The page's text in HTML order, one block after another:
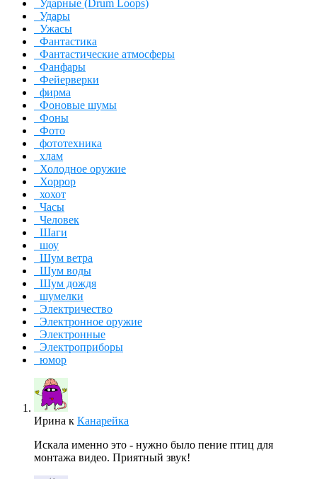
Ударные (Drum Loops)
Удары
Ужасы
Фантастика
Фантастические атмосферы
Фанфары
Фейерверки
фирма
Фоновые шумы
Фоны
Фото
фототехника
хлам
Холодное оружие
Хоррор
хохот
Часы
Человек
Шаги
шоу
Шум ветра
Шум воды
Шум дождя
шумелки
Электричество
Электронное оружие
Электронные
Электроприборы
юмор
Ирина к Канарейка
Искала именно это - нужно было пение птиц для
монтажа видео. Приятный звук!